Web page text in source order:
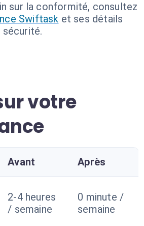
sur la conformité, consultez
Swiftask et ses détails
votre
Avant Après
2-4 heures
/ semaine
0 minute /
semaine